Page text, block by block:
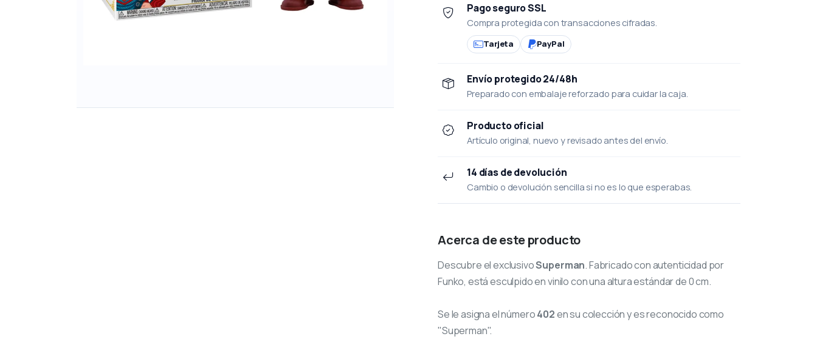
Pago seguro SSL
Compra protegida con transacciones cifradas.
Tarjeta PayPal
Envío protegido 24/48h
Preparado con embalaje reforzado para cuidar la caja.
Producto oficial
Artículo original, nuevo y revisado antes del envío.
14 días de devolución
Cambio o devolución sencilla si no es lo que esperabas.
Acerca de este producto
Descubre el exclusivoSuperman. Fabricado con autenticidad por
Funko, está esculpido en vinilo con una altura estándar de 0 cm.
Se le asigna el número402en su colección y es reconocido como
"Superman".